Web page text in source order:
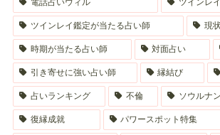
電話占いウィル ツインレ
ツインレイ鑑定が当たる占い師 現
時期が当たる占い師 対面占い
引き寄せに強い占い師 縁結び
占いランキング 不倫 ソウルナ
復縁成就 パワースポット特集